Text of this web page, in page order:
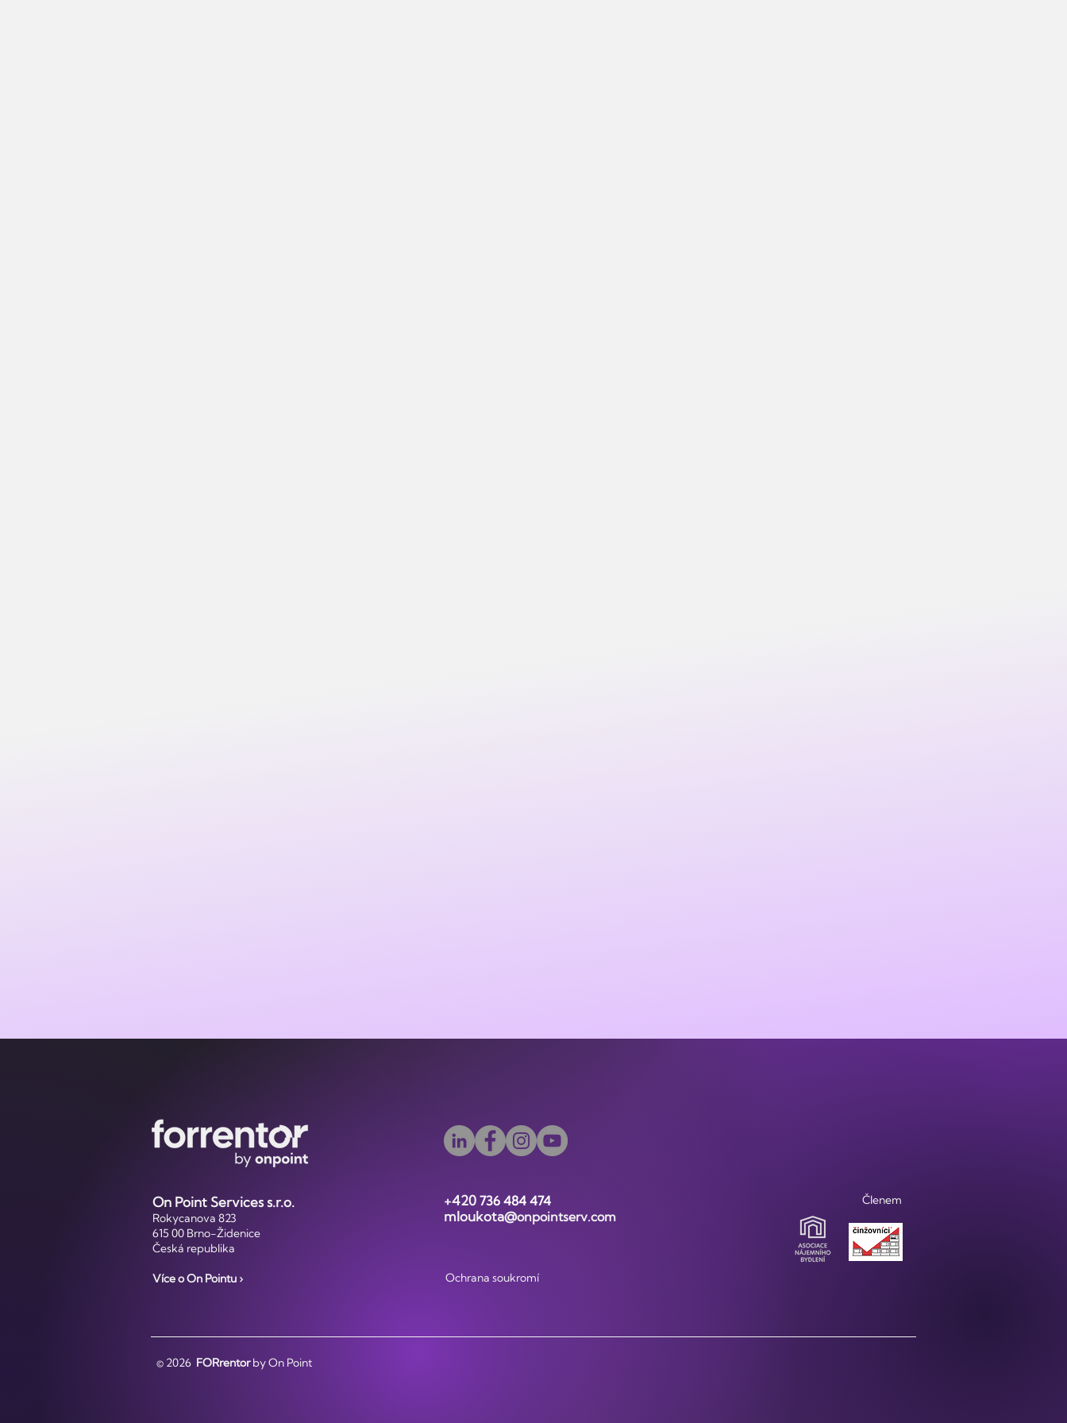
On Point Services s.r.o.
Rokycanova 823
615 00 Brno-Židenice
Česká republika
Více o On Pointu ›
​+420 736 484 474
mloukota@onpointserv.com
Ochrana soukromí
Členem
© 2026 FORrentorby On Point